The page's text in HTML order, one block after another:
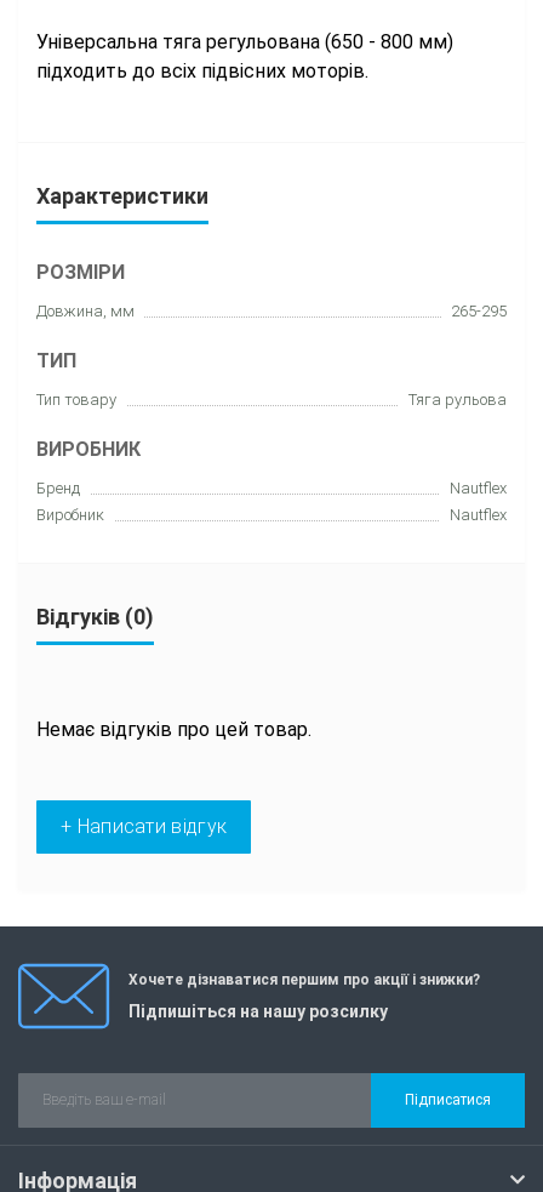
Універсальна тяга регульована (650 - 800 мм)
підходить до всіх підвісних моторів.
Характеристики
РОЗМІРИ
Довжина, мм 265-295
ТИП
Тип товару Тяга рульова
ВИРОБНИК
Бренд
Nautflex
Виробник
Nautflex
Відгуків (0)
Немає відгуків про цей товар.
+ Написати відгук
Хочете дізнаватися першим про акції і знижки?
Підпишіться на нашу розсилку
Підписатися
Інформація